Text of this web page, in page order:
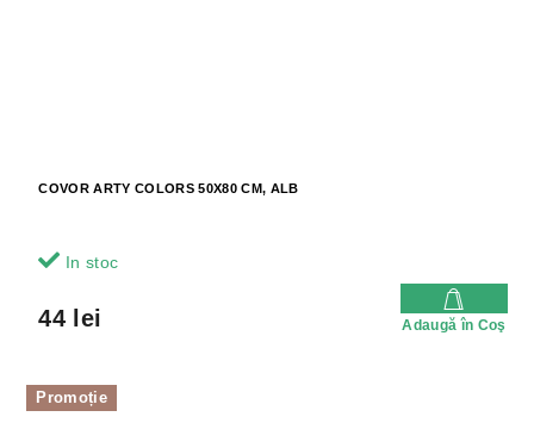
COVOR ARTY COLORS 50X80 CM, ALB
In stoc
44 lei Adaugă în Coş
Promoție